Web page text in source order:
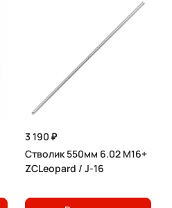
3 190 ₽
Стволик 550мм 6.02 M16+
ZCLeopard / J-16